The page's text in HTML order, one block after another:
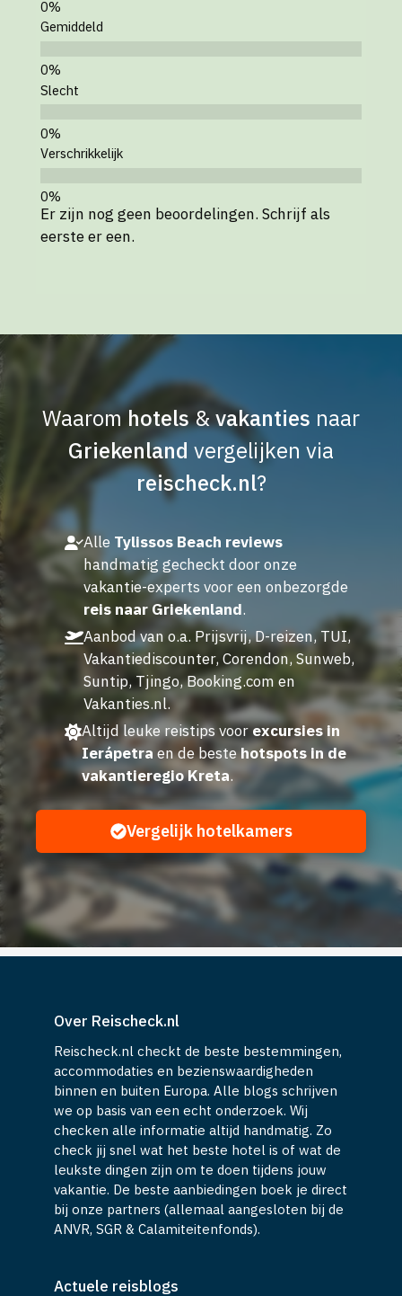
Gemiddeld
Slecht
Verschrikkelijk
Er zijn nog geen beoordelingen. Schrijf als
eerste er een.
Waaromhotels&vakanties naar
Griekenland vergelijken via
reischeck.nl?
Alle Tylissos Beach reviews
handmatig gecheckt door onze
vakantie-experts voor een onbezorgde
reis naar Griekenland.
Aanbod van o.a. Prijsvrij, D-reizen, TUI,
Vakantiediscounter, Corendon, Sunweb,
Suntip, Tjingo, Booking.com en
Vakanties.nl.
Altijd leuke reistips voorexcursies in
Ierápetra en de bestehotspots in de
vakantieregio Kreta.
Vergelijk hotelkamers
Over Reischeck.nl
Reischeck.nl checkt de beste bestemmingen,
accommodaties en bezienswaardigheden
binnen en buiten Europa. Alle blogs schrijven
we op basis van een echt onderzoek. Wij
checken alle informatie altijd handmatig. Zo
check jij snel wat het beste hotel is of wat de
leukste dingen zijn om te doen tijdens jouw
vakantie. De beste aanbiedingen boek je direct
bij onze partners (allemaal aangesloten bij de
ANVR, SGR & Calamiteitenfonds).
Actuele reisblogs